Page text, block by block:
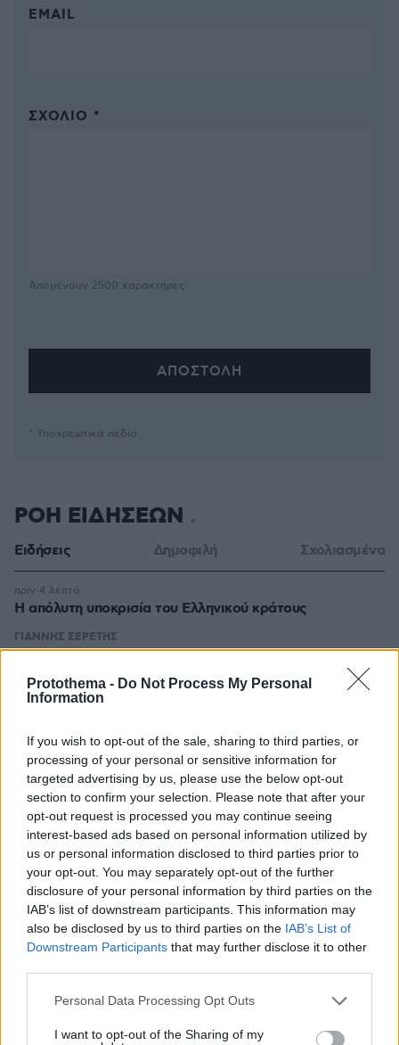
Protothema - Do Not Process My Personal
Information
If you wish to opt-out of the sale, sharing to third parties, or
processing of your personal or sensitive information for
targeted advertising by us, please use the below opt-out
section to confirm your selection. Please note that after your
opt-out request is processed you may continue seeing
interest-based ads based on personal information utilized by
us or personal information disclosed to third parties prior to
your opt-out. You may separately opt-out of the further
disclosure of your personal information by third parties on the
IAB’s list of downstream participants. This information may
also be disclosed by us to third parties on the IAB’s List of
Downstream Participants that may further disclose it to other
Please note that this website/app uses one or more Google
not limited to your visit or usage behaviour. You may click to
Personal Data Processing Opt Outs
I want to opt-out of the Sharing of my
EMAIL
ΣΧΌΛΙΟ *
Απομένουν 2500 χαρακτήρες
* Υποχρεωτικά πεδία
ΡΟΗ ΕΙΔΗΣΕΩΝ
Ειδήσεις Δημοφιλή Σχολιασμένα
Η απόλυτη υποκρισία του Ελληνικού κράτους
πριν 4 λεπτά
ΓΙΑΝΝΗΣ ΣΕΡΕΤΗΣ
Τεράστιο πρόβλημα στη μεσαία γραμμή, αποδοκιμασίες,
πίεση και εναλλακτικές
πριν 5 λεπτά
Μετέτρεψαν χωράφι στη Χαλκηδόνα Θεσσαλονίκης σε
χωματερή με μπάζα από ανακαινίσεις, δύο συλλήψεις
Το μυστήριο με το «rainbow baby» λύθηκε μετά από 65
χρόνια: Η πιο συγκινητική ιστορία υιοθεσίας
πριν 5 λεπτά
Συνεχίζει να γράφει ιστορία ο Άλεν: «Σέρβιρε» τον
Μέσι σε εντυπωσιακή εμφάνιση με 3 ασίστ
Κράζεις, θαυμάζεις - Ξεπούλησε αυτό το αυτοκίνητο
πριν 6 λεπτά
Ιλαρά: Ακριβό το τίμημα της χαμηλής εμβολιαστικής
κάλυψης στις ΗΠΑ – Κάθε κρούσμα κοστίζει πάνω από
πριν 14 λεπτά